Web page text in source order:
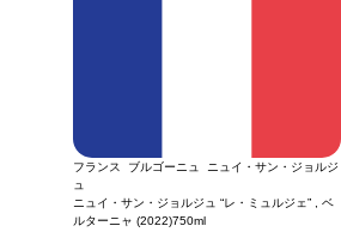
フランス ブルゴーニュ ニュイ・サン・ジョルジ
ュ
ニュイ・サン・ジョルジュ “レ・ミュルジェ” , ベ
ルターニャ (2022)750ml